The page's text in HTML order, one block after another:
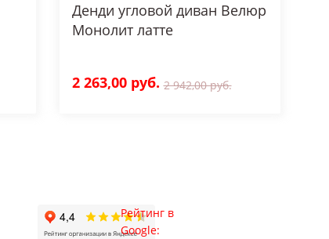
Денди угловой диван Велюр
Монолит латте
2 263,00 руб.2 942,00 руб.
Рейтинг в
Google: